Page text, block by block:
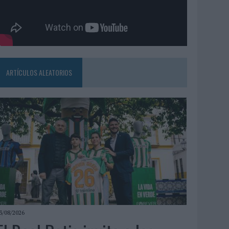
ARTÍCULOS ALEATORIOS
08/2026